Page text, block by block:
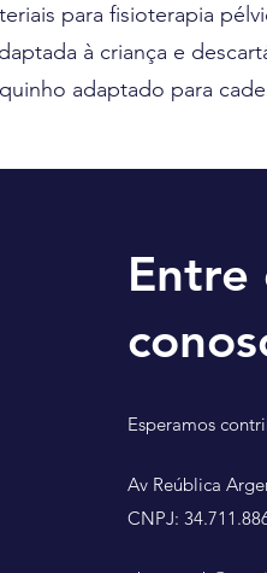
para fisioterapia
à criança e
adaptado para
Entre
Esperamos
Av Reública
CNPJ: